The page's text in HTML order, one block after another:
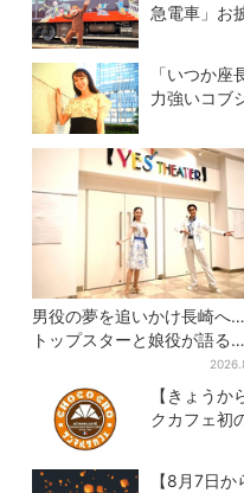
急電車」お
「いつか
力強いコブ
男役の夢を追いかけ長崎へ…
トップスターと娘役が語る
「ハウステンボス歌劇団」
は？大阪で初公演開催【きょう
クカフェ初
【8月7日